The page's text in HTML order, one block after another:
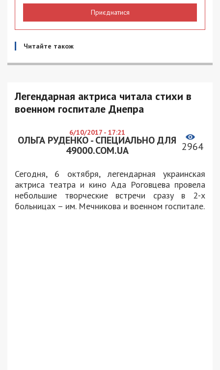
Приєднатися
Читайте також
Легендарная актриса читала стихи в
военном госпитале Днепра
6/10/2017 - 17:21
ОЛЬГА РУДЕНКО - СПЕЦИАЛЬНО ДЛЯ
49000.COM.UA
2964
Сегодня, 6 октября, легендарная украинская
актриса театра и кино Ада Роговцева провела
небольшие творческие встречи сразу в 2-х
больницах – им. Мечникова и военном госпитале.